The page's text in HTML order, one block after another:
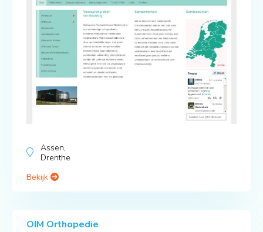
Assen,
Drenthe
Bekijk
OIM Orthopedie